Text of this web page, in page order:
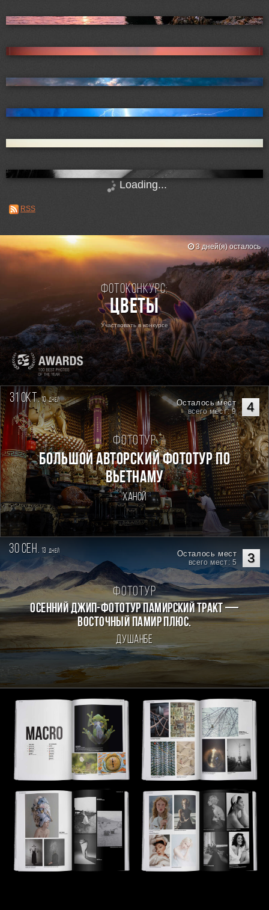
Loading...
RSS
Фотоконкурс:
Цветы
Участвовать в конкурсе
3 дней(я) осталось
31 окт.10дней 4
Осталось мест
всего мест: 9
Фототур
Большой авторский фототур по
Вьетнаму
Ханой
30 сен. 13 дней 3
Осталось мест
всего мест: 5
Фототур
Осенний джип-фототур Памирский Тракт —
Восточный Памир плюс.
Душанбе